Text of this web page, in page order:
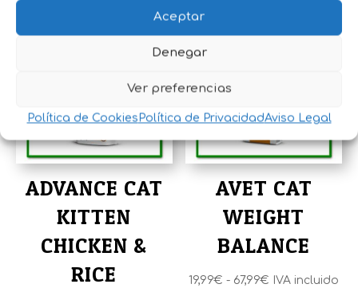
Aceptar
Denegar
Ver preferencias
Política de Cookies Política de PrivacidadAviso Legal
Productos relacionados
ADVANCE CAT
KITTEN
CHICKEN &
RICE
AVET CAT
WEIGHT
BALANCE
19,99€ - 67,99€ Rango
IVA incluido